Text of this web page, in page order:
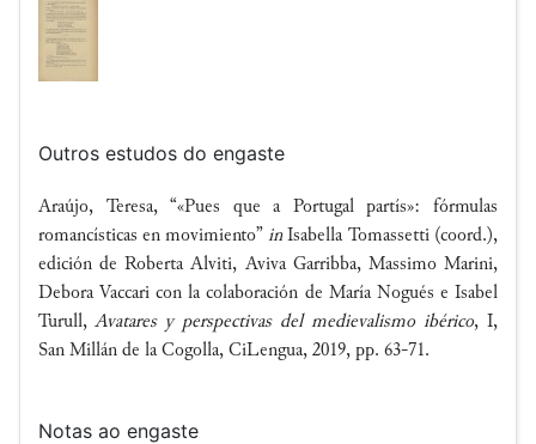
Outros estudos do engaste
Araújo, Teresa, “«Pues que a Portugal partís»: fórmulas
romancísticas en movimiento” inIsabella Tomassetti (coord.),
edición de Roberta Alviti, Aviva Garribba, Massimo Marini,
Debora Vaccari con la colaboración de María Nogués e Isabel
Turull, Avatares y perspectivas del medievalismo ibérico, I,
San Millán de la Cogolla, CiLengua, 2019, pp. 63-71.
Notas ao engaste